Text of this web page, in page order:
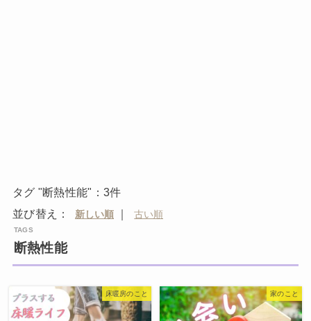
タグ "断熱性能"：3件
並び替え：
｜
断熱性能
床暖房のこと 家のこと